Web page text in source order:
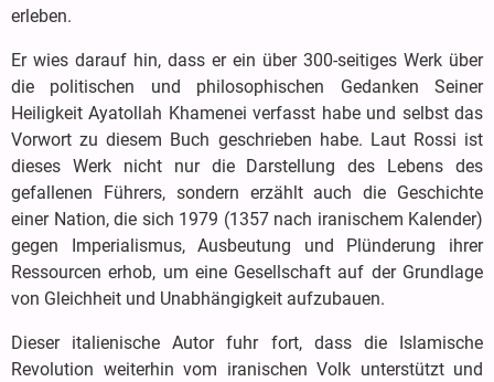
erleben.
Er wies darauf hin, dass er ein über 300-seitiges Werk über
die politischen und philosophischen Gedanken Seiner
Heiligkeit Ayatollah Khamenei verfasst habe und selbst das
Vorwort zu diesem Buch geschrieben habe. Laut Rossi ist
dieses Werk nicht nur die Darstellung des Lebens des
gefallenen Führers, sondern erzählt auch die Geschichte
einer Nation, die sich 1979 (1357 nach iranischem Kalender)
gegen Imperialismus, Ausbeutung und Plünderung ihrer
Ressourcen erhob, um eine Gesellschaft auf der Grundlage
von Gleichheit und Unabhängigkeit aufzubauen.
Dieser italienische Autor fuhr fort, dass die Islamische
Revolution weiterhin vom iranischen Volk unterstützt und